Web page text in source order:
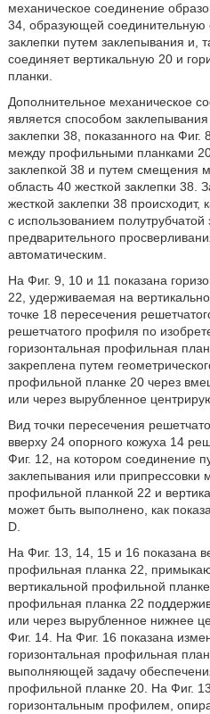
механическое соединение
34, образующей соединительную
заклепки путем заклепывания и,
соединяет вертикальную 20 и
планки.
Дополнительное механическое
является способом
заклепки 38, показанного на
между профильными планками
заклепкой 38 и путем смещения
область 40 жесткой заклепки 38.
жесткой заклепки 38 происходит,
с использованием полутрубчатой
предварительного
автоматическим.
На Фиг. 9, 10 и 11 показана
22, удерживаемая на
точке 18 пересечения
решетчатого профиля по
горизонтальная профильная
закреплена путем
профильной планке 20 через
или через вырубленное
Вид точки пересечения
вверху 24 опорного кожуха 14
Фиг. 12, на котором соединение
заклепывания или припрессовки
профильной планкой 22 и
может быть выполнено, как
D.
На Фиг. 13, 14, 15 и 16 показана
профильная планка 22,
вертикальной профильной
профильная планка 22
или через вырубленное нижнее
Фиг. 14. На Фиг. 16 показана
горизонтальная профильная
выполняющей задачу
профильной планке 20. На Фиг.
горизонтальным профилем,